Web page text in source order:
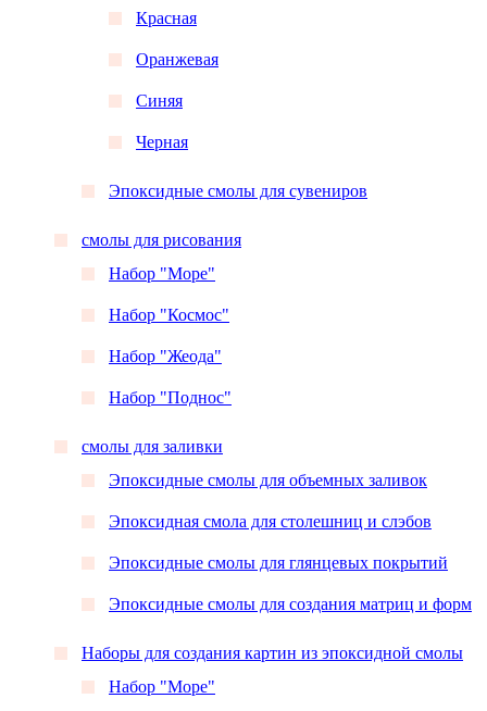
Красная
Оранжевая
Синяя
Черная
Эпоксидные смолы для сувениров
смолы для рисования
Набор "Море"
Набор "Космос"
Набор "Жеода"
Набор "Поднос"
смолы для заливки
Эпоксидные смолы для объемных заливок
Эпоксидная смола для столешниц и слэбов
Эпоксидные смолы для глянцевых покрытий
Эпоксидные смолы для создания матриц и форм
Наборы для создания картин из эпоксидной смолы
Набор "Море"